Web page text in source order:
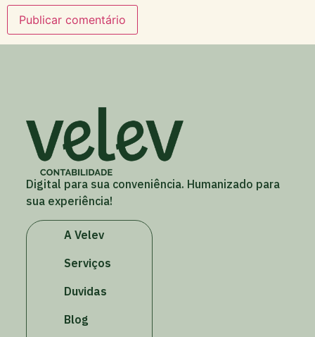
Digital para sua conveniência. Humanizado para
sua experiência!
A Velev
Serviços
Duvidas
Blog